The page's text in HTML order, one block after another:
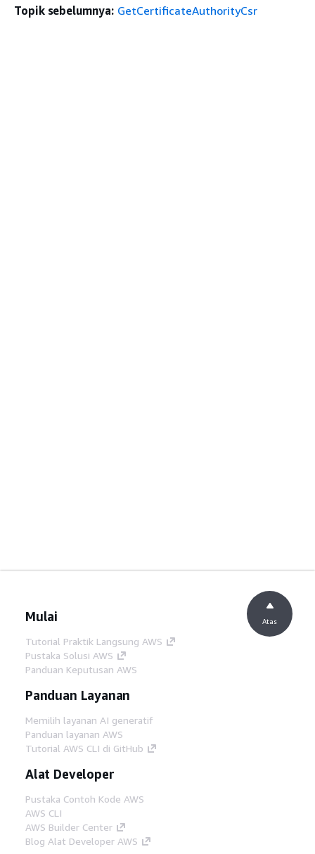
Topik sebelumnya: GetCertificateAuthorityCsr
Mulai
Tutorial Praktik Langsung AWS
Pustaka Solusi AWS
Panduan Keputusan AWS
Panduan Layanan
Memilih layanan AI generatif
Panduan layanan AWS
Tutorial AWS CLI di GitHub
Alat Developer
Pustaka Contoh Kode AWS
AWS CLI
AWS Builder Center
Blog Alat Developer AWS
Atas